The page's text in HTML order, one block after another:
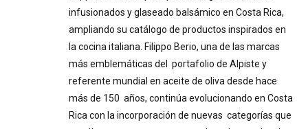
infusionados y glaseado balsámico en Costa Rica,
ampliando su catálogo de productos inspirados en
la cocina italiana. Filippo Berio, una de las marcas
más emblemáticas del portafolio de Alpiste y
referente mundial en aceite de oliva desde hace
más de 150 años, continúa evolucionando en Costa
Rica con la incorporación de nuevas categorías que